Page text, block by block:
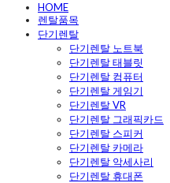
HOME
렌탈품목
단기렌탈
단기렌탈 노트북
단기렌탈 태블릿
단기렌탈 컴퓨터
단기렌탈 게임기
단기렌탈 VR
단기렌탈 그래픽카드
단기렌탈 스피커
단기렌탈 카메라
단기렌탈 악세사리
단기렌탈 휴대폰